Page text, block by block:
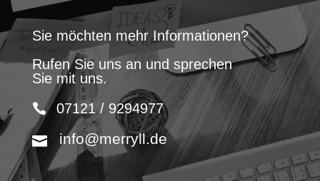
Sie möchten mehr Informationen?
Rufen Sie uns an und sprechen
Sie mit uns.
07121 / 9294977
info@merryll.de